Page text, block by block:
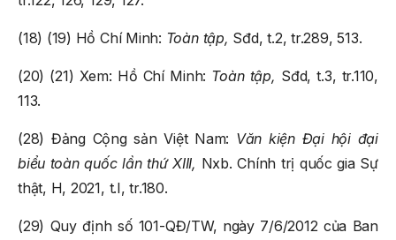
(18) (19) Hồ Chí Minh: Toàn tập, Sđd, t.2, tr.289, 513.
(20) (21) Xem: Hồ Chí Minh: Toàn tập, Sđd, t.3, tr.110,
113.
(28) Đảng Cộng sản Việt Nam: Văn kiện Đại hội đại
biểu toàn quốc lần thứ XIII, Nxb. Chính trị quốc gia Sự
thật, H, 2021, t.I, tr.180.
(29) Quy định số 101-QĐ/TW, ngày 7/6/2012 của Ban